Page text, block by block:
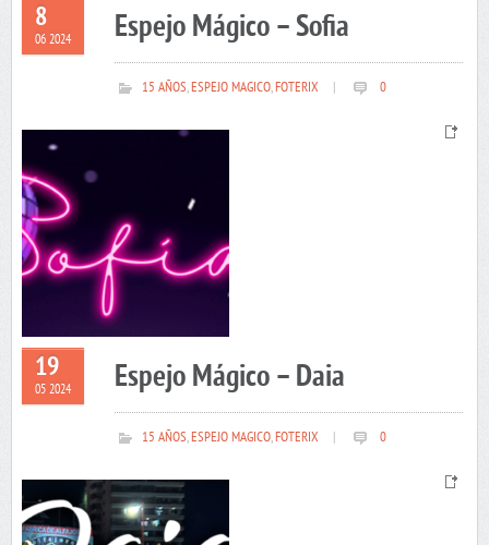
8
06 2024 Espejo Mágico – Sofia
15 AÑOS,ESPEJO MAGICO,FOTERIX 0
19
05 2024 Espejo Mágico – Daia
15 AÑOS,ESPEJO MAGICO,FOTERIX 0